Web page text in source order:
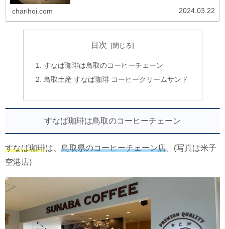
charihoi.com 2024.03.22
目次
すなば珈琲は鳥取のコーヒーチェーン
鳥取土産 すなば珈琲 コーヒークリームサンド
すなば珈琲は鳥取のコーヒーチェーン
すなば珈琲は、 鳥取県のコーヒーチェーン店。(写真は米子
空港店)